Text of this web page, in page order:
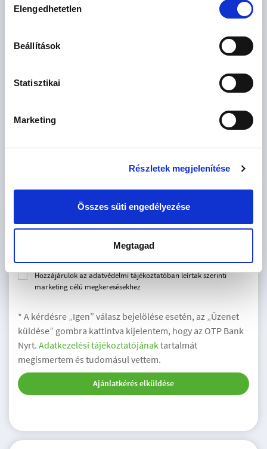
kiválasztása
Elengedhetetlen
Beállítások
Statisztikai
Marketing
Részletek megjelenítése
Összes süti engedélyezése
Megtagad
AJÁNLATOT KÉREK
Érdekel az OTP Bank kedvezményes lakáshitel ajánlata? *
Hozzájárulok az adatvédelmi tájékoztatóban leírtak szerinti
marketing célú megkeresésekhez
* A kérdésre „Igen” válasz bejelölése esetén, az „Üzenet
küldése” gombra kattintva kijelentem, hogy az OTP Bank
Nyrt. Adatkezelési tájékoztatójának tartalmát
megismertem és tudomásul vettem.
Ajánlatkérés elküldése